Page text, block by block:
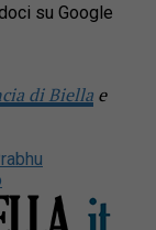
su Google
di Biella e